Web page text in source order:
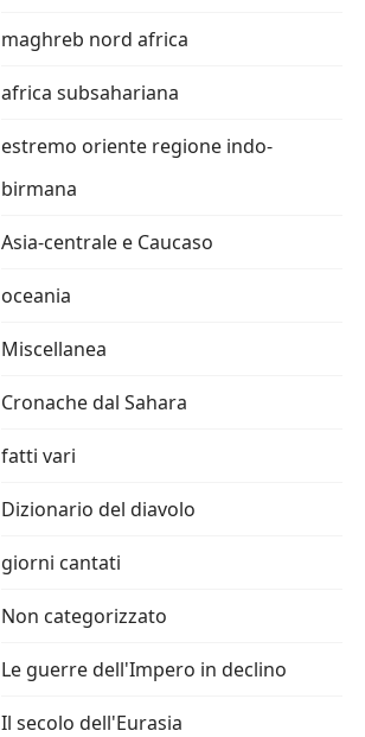
maghreb nord africa
africa subsahariana
estremo oriente regione indo-
birmana
Asia-centrale e Caucaso
oceania
Miscellanea
Cronache dal Sahara
fatti vari
Dizionario del diavolo
giorni cantati
Non categorizzato
Le guerre dell'Impero in declino
Il secolo dell'Eurasia